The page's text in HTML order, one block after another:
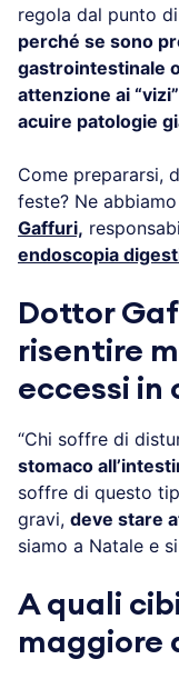
regola dal punto
perché se sono
gastrointestinale
attenzione ai
acuire patologie
Come prepararsi,
feste? Ne
Gaffuri,
endoscopia
Dottor
risentire
eccessi in
“Chi soffre di
stomaco
soffre di questo
gravi, deve stare
siamo a Natale e
A quali
maggiore